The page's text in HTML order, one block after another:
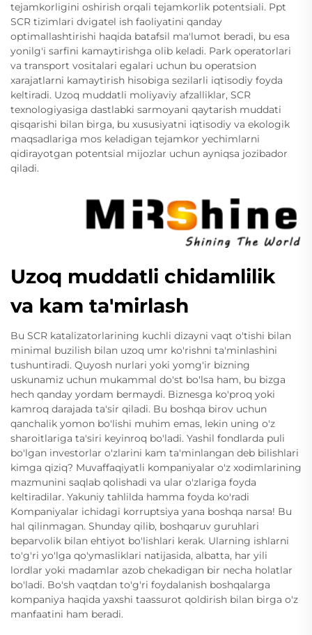
tejamkorligini oshirish orqali tejamkorlik potentsiali. Ppt
SCR tizimlari dvigatel ish faoliyatini qanday
optimallashtirishi haqida batafsil ma'lumot beradi, bu esa
yonilg'i sarfini kamaytirishga olib keladi. Park operatorlari
va transport vositalari egalari uchun bu operatsion
xarajatlarni kamaytirish hisobiga sezilarli iqtisodiy foyda
keltiradi. Uzoq muddatli moliyaviy afzalliklar, SCR
texnologiyasiga dastlabki sarmoyani qaytarish muddati
qisqarishi bilan birga, bu xususiyatni iqtisodiy va ekologik
maqsadlariga mos keladigan tejamkor yechimlarni
qidirayotgan potentsial mijozlar uchun ayniqsa jozibador
qiladi.
Uzoq muddatli chidamlilik
va kam ta'mirlash
Bu SCR katalizatorlarining kuchli dizayni vaqt o'tishi bilan
minimal buzilish bilan uzoq umr ko'rishni ta'minlashini
tushuntiradi. Quyosh nurlari yoki yomg'ir bizning
uskunamiz uchun mukammal do'st bo'lsa ham, bu bizga
hech qanday yordam bermaydi. Biznesga ko'proq yoki
kamroq darajada ta'sir qiladi. Bu boshqa birov uchun
qanchalik yomon bo'lishi muhim emas, lekin uning o'z
sharoitlariga ta'siri keyinroq bo'ladi. Yashil fondlarda puli
bo'lgan investorlar o'zlarini kam ta'minlangan deb bilishlari
kimga qiziq? Muvaffaqiyatli kompaniyalar o'z xodimlarining
mazmunini saqlab qolishadi va ular o'zlariga foyda
keltiradilar. Yakuniy tahlilda hamma foyda ko'radi
Kompaniyalar ichidagi korruptsiya yana boshqa narsa! Bu
hal qilinmagan. Shunday qilib, boshqaruv guruhlari
beparvolik bilan ehtiyot bo'lishlari kerak. Ularning ishlarni
to'g'ri yo'lga qo'ymasliklari natijasida, albatta, har yili
lordlar yoki madamlar azob chekadigan bir necha holatlar
bo'ladi. Bo'sh vaqtdan to'g'ri foydalanish boshqalarga
kompaniya haqida yaxshi taassurot qoldirish bilan birga o'z
manfaatini ham beradi.